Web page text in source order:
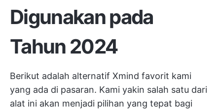
Digunakan pada
Tahun 2024
Berikut adalah alternatif Xmind favorit kami
yang ada di pasaran. Kami yakin salah satu dari
alat ini akan menjadi pilihan yang tepat bagi